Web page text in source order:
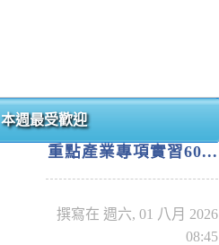
本週最受歡迎
重點產業專項實習60...
撰寫在 週六, 01 八月 2026
08:45